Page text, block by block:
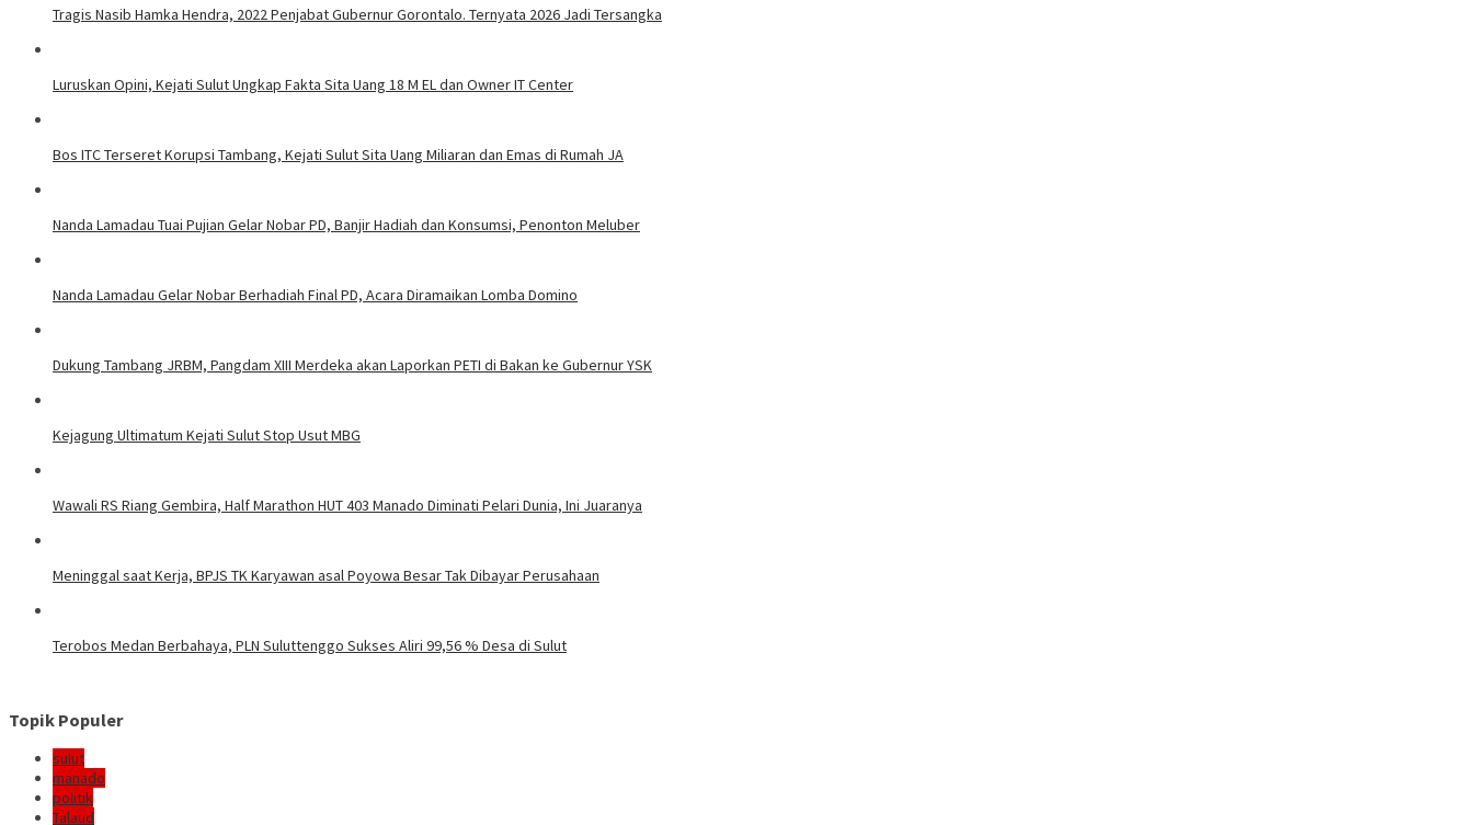
Tragis Nasib Hamka Hendra, 2022 Penjabat Gubernur Gorontalo. Ternyata 2026 Jadi Tersangka
Luruskan Opini, Kejati Sulut Ungkap Fakta Sita Uang 18 M EL dan Owner IT Center
Bos ITC Terseret Korupsi Tambang, Kejati Sulut Sita Uang Miliaran dan Emas di Rumah JA
Nanda Lamadau Tuai Pujian Gelar Nobar PD, Banjir Hadiah dan Konsumsi, Penonton Meluber
Nanda Lamadau Gelar Nobar Berhadiah Final PD, Acara Diramaikan Lomba Domino
Dukung Tambang JRBM, Pangdam XIII Merdeka akan Laporkan PETI di Bakan ke Gubernur YSK
Kejagung Ultimatum Kejati Sulut Stop Usut MBG
Wawali RS Riang Gembira, Half Marathon HUT 403 Manado Diminati Pelari Dunia, Ini Juaranya
Meninggal saat Kerja, BPJS TK Karyawan asal Poyowa Besar Tak Dibayar Perusahaan
Terobos Medan Berbahaya, PLN Suluttenggo Sukses Aliri 99,56 % Desa di Sulut
Topik Populer
sulut
manado
politik
Talaud